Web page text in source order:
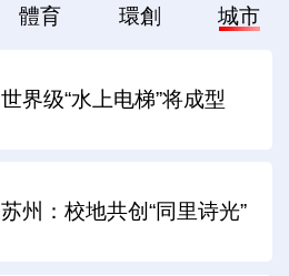
體育 環創 城市
世界级“水上电梯”将成型
苏州：校地共创“同里诗光”